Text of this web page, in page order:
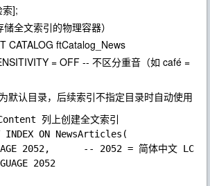
];
全文索引的物理容器）
CATALOG ftCatalog_News
= OFF -- 不区分重音（如 café =
默认目录，后续索引不指定目录时自动使用
INDEX ON NewsArticles (
2052,
-- 2052 = 简体中文 LCID